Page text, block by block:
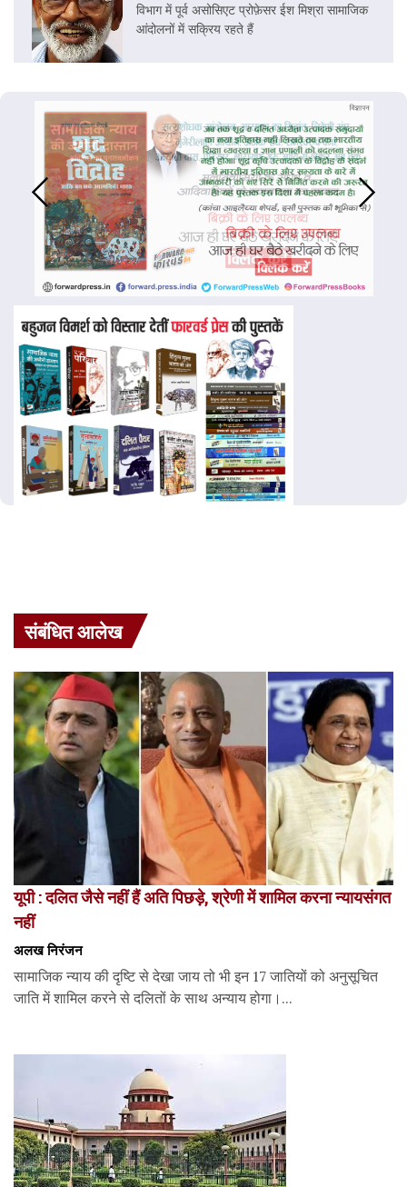
विभाग में पूर्व असोसिएट प्रोफ़ेसर ईश मिश्रा सामाजिक
आंदोलनों में सक्रिय रहते हैं
संबंधित आलेख
यूपी : दलित जैसे नहीं हैं अति पिछड़े, श्रेणी में शामिल करना न्यायसंगत
नहीं
अलख निरंजन
सामाजिक न्याय की दृष्टि से देखा जाय तो भी इन 17 जातियों को अनुसूचित
जाति में शामिल करने से दलितों के साथ अन्याय होगा।...